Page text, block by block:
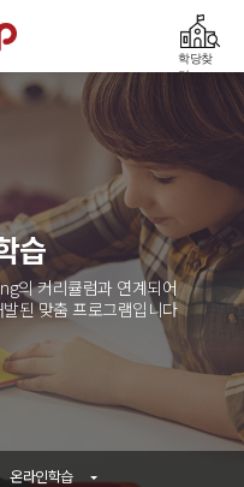
학당찾
기
습
의 커리큘럼과 연계되어
된 맞춤 프로그램입니다
온라인학습